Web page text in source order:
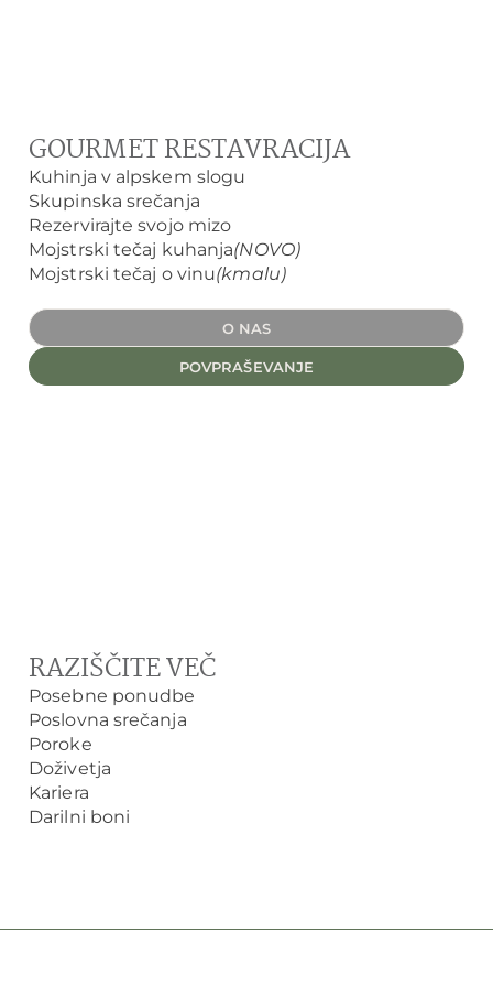
GOURMET RESTAVRACIJA
Kuhinja v alpskem slogu
Skupinska srečanja
Rezervirajte svojo mizo
Mojstrski tečaj kuhanja(NOVO)
Mojstrski tečaj o vinu(kmalu)
O NAS
POVPRAŠEVANJE
RAZIŠČITE VEČ
Posebne ponudbe
Poslovna srečanja
Poroke
Doživetja
Kariera
Darilni boni